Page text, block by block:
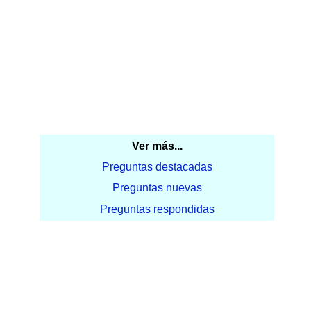
Ver más...
Preguntas destacadas
Preguntas nuevas
Preguntas respondidas